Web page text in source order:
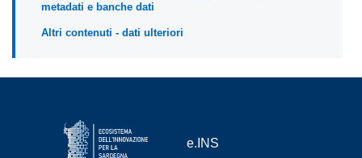
metadati e banche dati
Altri contenuti - dati ulteriori
e.INS